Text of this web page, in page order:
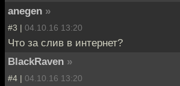
anegen »
#3 | 04.10.16 13:20
Что за слив в интернет?
BlackRaven »
#4 | 04.10.16 13:20